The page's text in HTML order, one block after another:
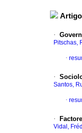
·
Pitschas,
·
·
Santos,
·
·
Vidal,